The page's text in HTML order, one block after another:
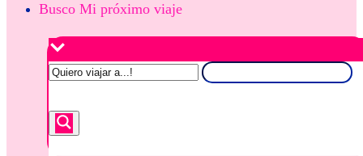
Busco Mi próximo viaje